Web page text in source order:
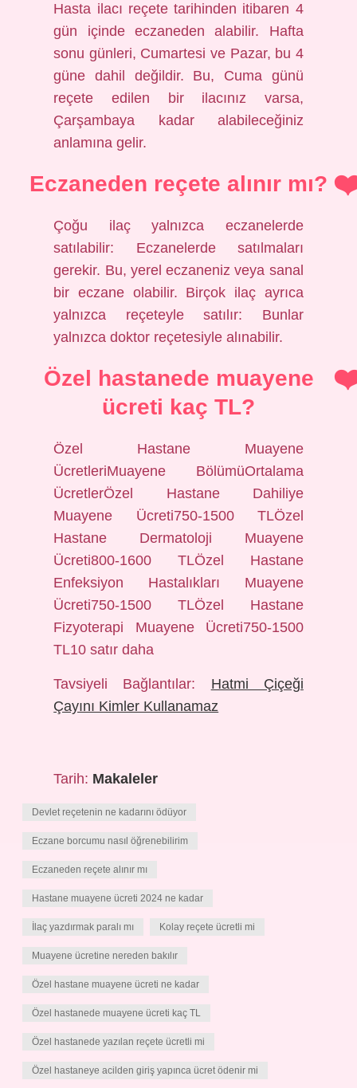
Hasta ilacı reçete tarihinden itibaren 4
gün içinde eczaneden alabilir. Hafta
sonu günleri, Cumartesi ve Pazar, bu 4
güne dahil değildir. Bu, Cuma günü
reçete edilen bir ilacınız varsa,
Çarşambaya kadar alabileceğiniz
anlamına gelir.
Eczaneden reçete alınır mı?
Çoğu ilaç yalnızca eczanelerde
satılabilir: Eczanelerde satılmaları
gerekir. Bu, yerel eczaneniz veya sanal
bir eczane olabilir. Birçok ilaç ayrıca
yalnızca reçeteyle satılır: Bunlar
yalnızca doktor reçetesiyle alınabilir.
Özel hastanede muayene
ücreti kaç TL?
Özel Hastane Muayene
ÜcretleriMuayene BölümüOrtalama
ÜcretlerÖzel Hastane Dahiliye
Muayene Ücreti750-1500 TLÖzel
Hastane Dermatoloji Muayene
Ücreti800-1600 TLÖzel Hastane
Enfeksiyon Hastalıkları Muayene
Ücreti750-1500 TLÖzel Hastane
Fizyoterapi Muayene Ücreti750-1500
TL10 satır daha
Tavsiyeli Bağlantılar: Hatmi Çiçeği
Çayını Kimler Kullanamaz
Tarih: Makaleler
Devlet reçetenin ne kadarını ödüyor
Eczane borcumu nasıl öğrenebilirim
Eczaneden reçete alınır mı
Hastane muayene ücreti 2024 ne kadar
İlaç yazdırmak paralı mı Kolay reçete ücretli mi
Muayene ücretine nereden bakılır
Özel hastane muayene ücreti ne kadar
Özel hastanede muayene ücreti kaç TL
Özel hastanede yazılan reçete ücretli mi
Özel hastaneye acilden giriş yapınca ücret ödenir mi